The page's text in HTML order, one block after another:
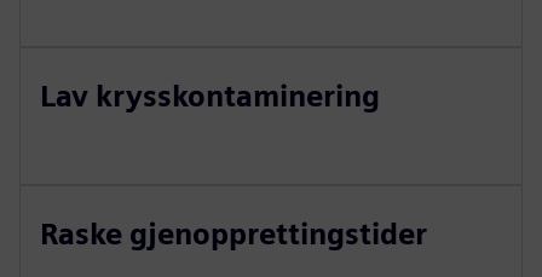
Lav krysskontaminering
Raske gjenopprettingstider